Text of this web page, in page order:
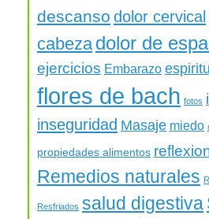
descanso dolor cervical
cabeza dolor de
ejercicios Embarazo
flores de bach fotos
inseguridad Masaje miedo
propiedades alimentos
Remedios naturales
Resfriados salud digestiva